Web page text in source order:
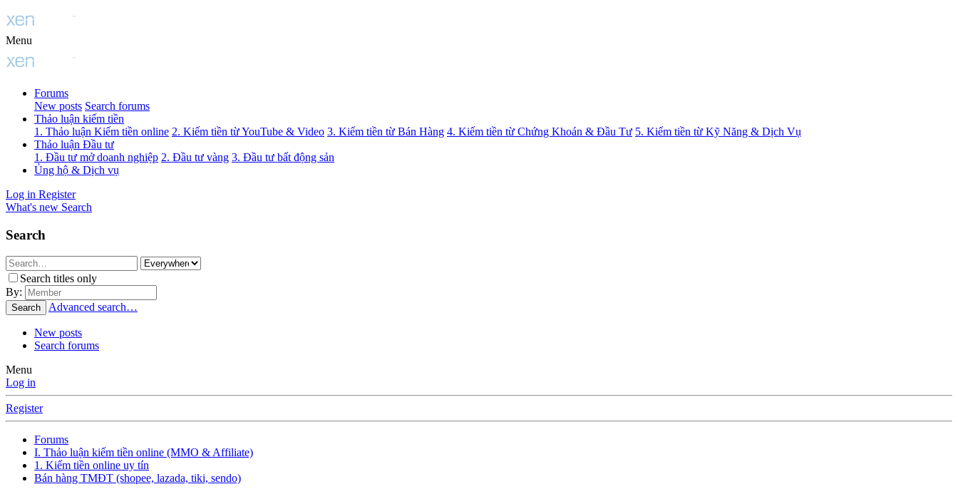
Menu
Forums
New posts Search forums
Thảo luận kiếm tiền
1. Thảo luận Kiếm tiền online 2. Kiếm tiền từ YouTube & Video 3. Kiếm tiền từ Bán Hàng 4. Kiếm tiền từ Chứng Khoán & Đầu Tư 5. Kiếm tiền từ Kỹ Năng & Dịch Vụ
Thảo luận Đầu tư
1. Đầu tư mở doanh nghiệp 2. Đầu tư vàng 3. Đầu tư bất động sản
Ủng hộ & Dịch vụ
Log in Register
What's new Search
Search
Search titles only
By:
Search Advanced search…
New posts
Search forums
Menu
Log in
Register
Forums
I. Thảo luận kiếm tiền online (MMO & Affiliate)
1. Kiếm tiền online uy tín
Bán hàng TMĐT (shopee, lazada, tiki, sendo)